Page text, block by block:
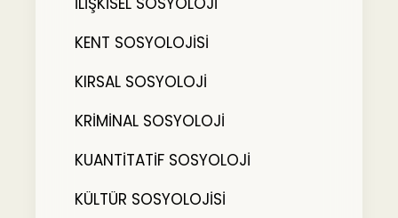
KENT SOSYOLOJİSİ
KIRSAL SOSYOLOJİ
KRİMİNAL SOSYOLOJİ
KUANTİTATİF SOSYOLOJİ
KÜLTÜR SOSYOLOJİSİ